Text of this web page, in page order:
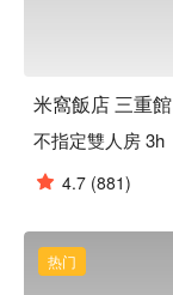
米窩飯店 三重館
不指定雙人房 3h
4.7 (881)
热门